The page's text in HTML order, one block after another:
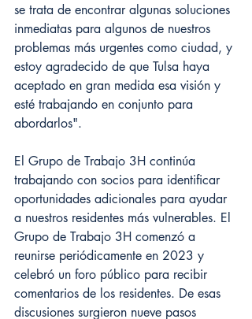
se trata de encontrar algunas soluciones
inmediatas para algunos de nuestros
problemas más urgentes como ciudad, y
estoy agradecido de que Tulsa haya
aceptado en gran medida esa visión y
esté trabajando en conjunto para
abordarlos".
El Grupo de Trabajo 3H continúa
trabajando con socios para identificar
oportunidades adicionales para ayudar
a nuestros residentes más vulnerables. El
Grupo de Trabajo 3H comenzó a
reunirse periódicamente en 2023 y
celebró un foro público para recibir
comentarios de los residentes. De esas
discusiones surgieron nueve pasos